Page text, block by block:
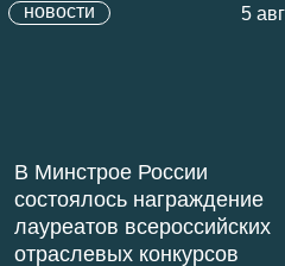
новости 5
В Минстрое России
состоялось награждение
лауреатов всероссийских
отраслевых конкурсов